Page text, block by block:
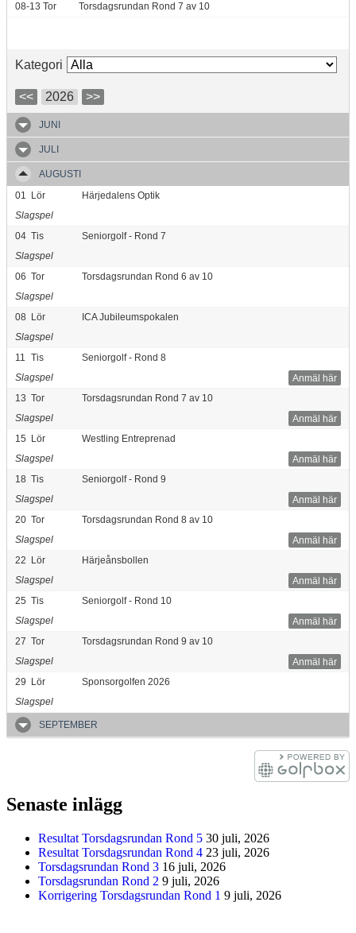
08-13 Tor Torsdagsrundan Rond 7 av 10
Kategori
<< 2026 >>
JUNI
JULI
AUGUSTI
01
Lör
Härjedalens Optik
Slagspel
04 Tis
Seniorgolf - Rond 7
Slagspel
06 Tor
Torsdagsrundan Rond 6 av 10
Slagspel
08
Lör
ICA Jubileumspokalen
Slagspel
11 Tis
Seniorgolf - Rond 8
Anmäl här
Slagspel
13 Tor
Torsdagsrundan Rond 7 av 10
Anmäl här
Slagspel
15
Lör
Westling Entreprenad
Anmäl här
Slagspel
18 Tis
Seniorgolf - Rond 9
Anmäl här
Slagspel
20 Tor
Torsdagsrundan Rond 8 av 10
Anmäl här
Slagspel
22
Lör
Härjeånsbollen
Anmäl här
Slagspel
25 Tis
Seniorgolf - Rond 10
Anmäl här
Slagspel
27 Tor
Torsdagsrundan Rond 9 av 10
Anmäl här
Slagspel
29
Lör
Sponsorgolfen 2026
Slagspel
SEPTEMBER
Senaste inlägg
Resultat Torsdagsrundan Rond 5 30 juli, 2026
Resultat Torsdagsrundan Rond 4 23 juli, 2026
Torsdagsrundan Rond 3 16 juli, 2026
Torsdagsrundan Rond 2 9 juli, 2026
Korrigering Torsdagsrundan Rond 1 9 juli, 2026